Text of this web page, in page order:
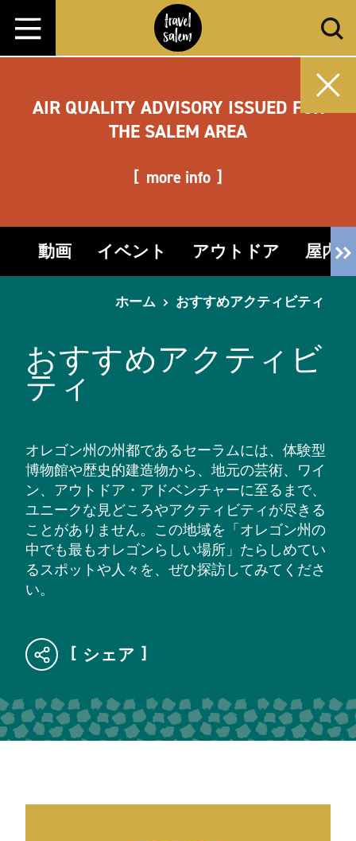
コンテンツへスキップ
AIR QUALITY ADVISORY ISSUED FOR
THE SALEM AREA
more info
動画 イベント アウトドア 屋内
ホーム おすすめアクティビティ
おすすめアクティビ
ティ
オレゴン州の州都であるセーラムには、体験型
博物館や歴史的建造物から、地元の芸術、ワイ
ン、アウトドア・アドベンチャーに至るまで、
ユニークな見どころやアクティビティが尽きる
ことがありません。この地域を「オレゴン州の
中でも最もオレゴンらしい場所」たらしめてい
るスポットや人々を、ぜひ探訪してみてくださ
い。
シェア